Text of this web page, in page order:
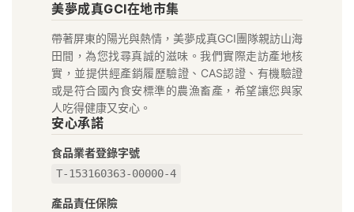
夢
成
真
GCI
在
地
好
美夢成真GCI在地市集
帶著屏東的陽光與熱情，美夢成真GCI團隊親訪山海
田間，為您找尋真誠的滋味。我們實際走訪產地核
實，並提供經產銷履歷驗證、CAS認證、有機驗證
或是符合國內食安標準的農漁畜產，希望讓您與家
人吃得健康又安心。
安心承諾
食品業者登錄字號
T-153160363-00000-4
產品責任保險